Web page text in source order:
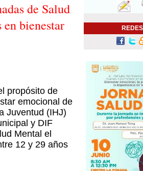
de Salud
bienestar
propósito de
emocional de
Juventud (IHJ)
y DIF
Mental el
12 y 29 años